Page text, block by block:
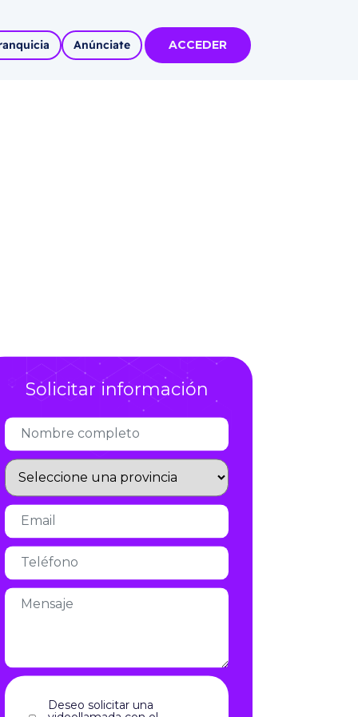
Infórmate
Anúnciate ACCEDER
Deseo solicitar una
videollamada con el
responsable de expansión